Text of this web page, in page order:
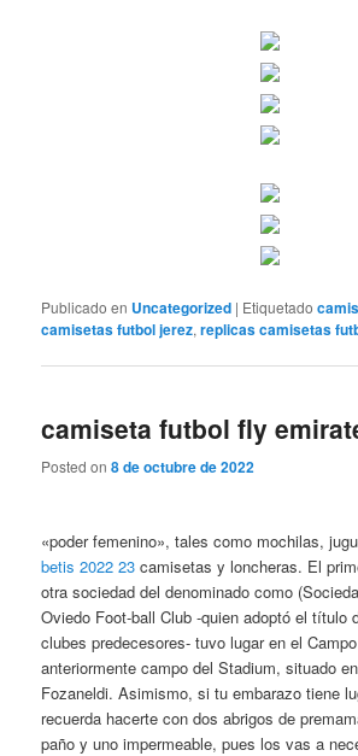
Publicado en Uncategorized | Etiquetado
camisetas futbol jerez,replicas camisetas
camiseta futbol fly
Posted on8 de octubre de 2022
«poder femenino», tales como mochilas,
betis 2022 23 camisetas y loncheras. El
otra sociedad del denominado como
Oviedo Foot-ball Club -quien adoptó el título
clubes predecesores- tuvo lugar en el
anteriormente campo del Stadium, situado
Fozaneldi. Asimismo, si tu embarazo tiene
recuerda hacerte con dos abrigos de
paño y uno impermeable, pues los vas a